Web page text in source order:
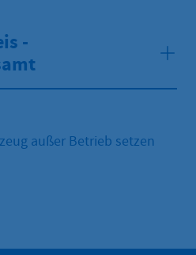
-
außer Betrieb setzen